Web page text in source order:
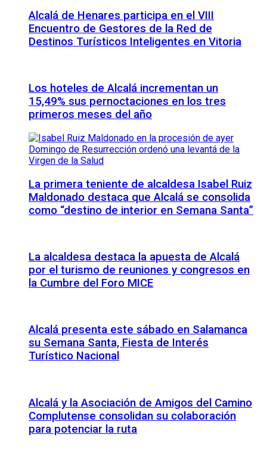
Alcalá de Henares participa en el VIII
Encuentro de Gestores de la Red de
Destinos Turísticos Inteligentes en Vitoria
Los hoteles de Alcalá incrementan un
15,49% sus pernoctaciones en los tres
primeros meses del año
La primera teniente de alcaldesa Isabel Ruiz
Maldonado destaca que Alcalá se consolida
como “destino de interior en Semana Santa”
La alcaldesa destaca la apuesta de Alcalá
por el turismo de reuniones y congresos en
la Cumbre del Foro MICE
Alcalá presenta este sábado en Salamanca
su Semana Santa, Fiesta de Interés
Turístico Nacional
Alcalá y la Asociación de Amigos del Camino
Complutense consolidan su colaboración
para potenciar la ruta